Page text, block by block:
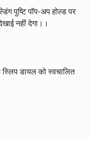
पुष्टि पॉप-अप होल्ड पर
नहीं देगा।।
स्लिप डायल को स्वचालित